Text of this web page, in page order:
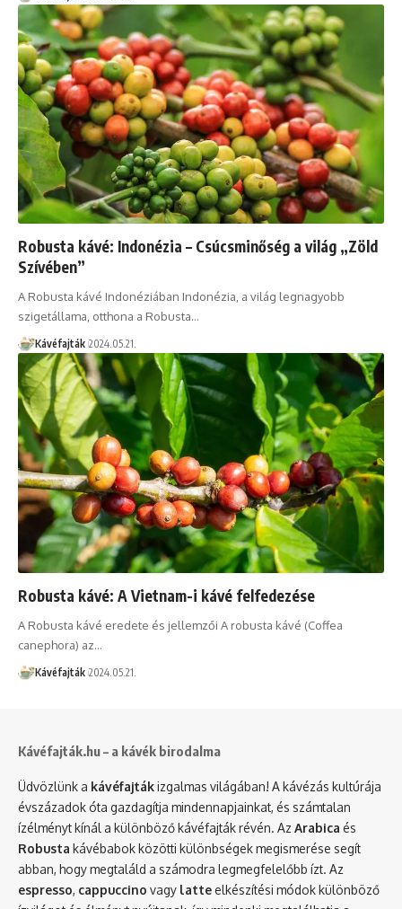
Robusta kávé: Indonézia – Csúcsminőség a világ „Zöld
Szívében”
A Robusta kávé Indonéziában Indonézia, a világ legnagyobb
szigetállama, otthona a Robusta…
Kávéfajták 2024.05.21.
Robusta kávé: A Vietnam-i kávé felfedezése
A Robusta kávé eredete és jellemzői A robusta kávé (Coffea
canephora) az…
Kávéfajták 2024.05.21.
Kávéfajták.hu – a kávék birodalma
Üdvözlünk a kávéfajtákizgalmas világában! A kávézás kultúrája
évszázadok óta gazdagítja mindennapjainkat, és számtalan
ízélményt kínál a különböző kávéfajták révén. Az Arabica és
Robusta kávébabok közötti különbségek megismerése segít
abban, hogy megtaláld a számodra legmegfelelőbb ízt. Az
espresso, cappuccino vagy latte elkészítési módok különböző